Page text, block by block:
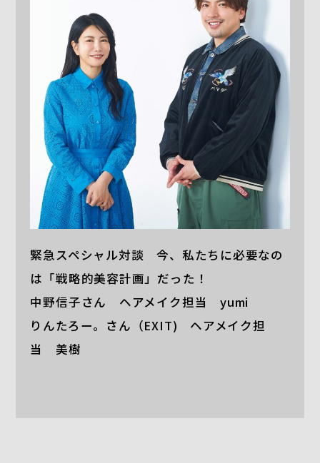
緊急スペシャル対談 今、私たちに必要なの
は「戦略的美容計画」だった！
中野信子さん ヘアメイク担当 yumi
りんたろー。さん（EXIT) ヘアメイク担
当 美樹